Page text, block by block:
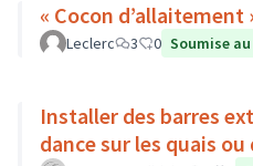
« Cocon d’allaitement
Leclerc 3 0 Soumise
Installer des barres
dance sur les quais